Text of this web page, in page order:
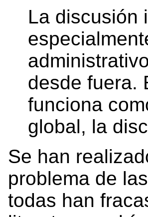
La discusión
desde fuera.
funciona
global, la
Se han
problema de
todas han